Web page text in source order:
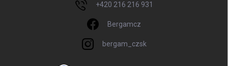
+420 216 216 931
Bergamcz
bergam_czsk